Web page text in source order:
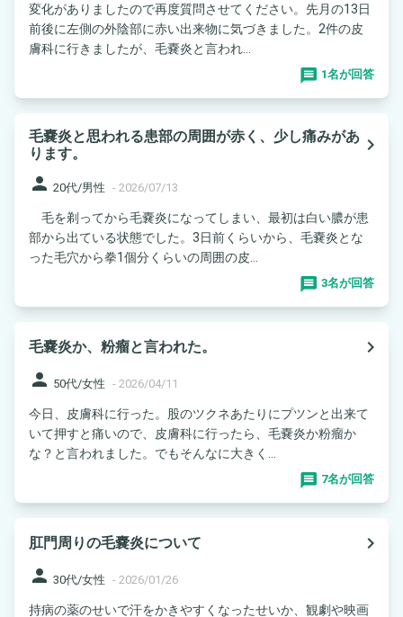
変化がありましたので再度質問させてください。先月の13日
前後に左側の外陰部に赤い出来物に気づきました。2件の皮
膚科に行きましたが、毛嚢炎と言われ...
1名が回答
毛嚢炎と思われる患部の周囲が赤く、少し痛みがあ
ります。
navigate_next
person 20代/男性 - 2026/07/13
毛を剃ってから毛嚢炎になってしまい、最初は白い膿が患
部から出ている状態でした。3日前くらいから、毛嚢炎とな
った毛穴から拳1個分くらいの周囲の皮...
3名が回答
毛嚢炎か、粉瘤と言われた。
navigate_next
person 50代/女性 - 2026/04/11
今日、皮膚科に行った。股のツクネあたりにプツンと出来て
いて押すと痛いので、皮膚科に行ったら、毛嚢炎か粉瘤か
な？と言われました。でもそんなに大きく...
7名が回答
肛門周りの毛嚢炎について
navigate_next
person 30代/女性 - 2026/01/26
持病の薬のせいで汗をかきやすくなったせいか、観劇や映画